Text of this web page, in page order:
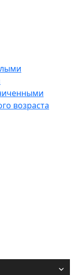
возраста